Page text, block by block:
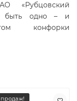
«Рубцовский
быть одно – и
конфорки